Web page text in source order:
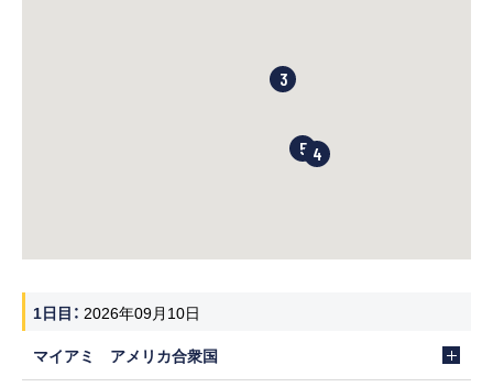
3
4
5
1日目
2026年09月10日
マイアミ アメリカ合衆国